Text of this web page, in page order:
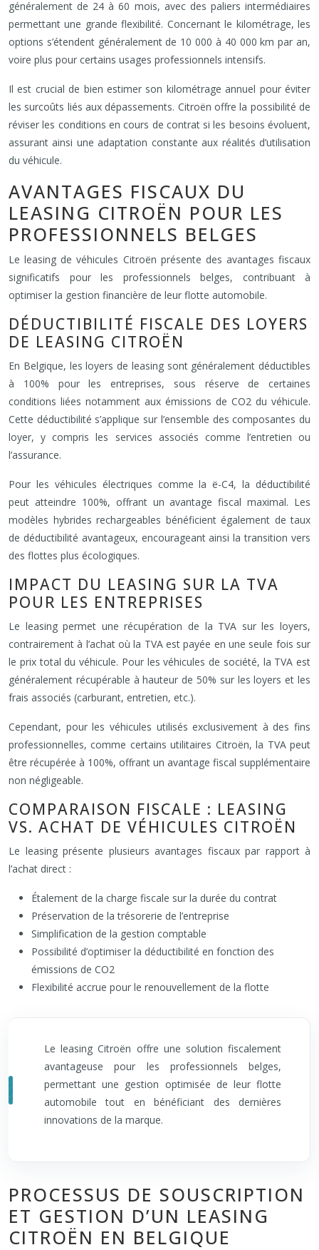
généralement de 24 à 60 mois, avec des paliers intermédiaires
permettant une grande flexibilité. Concernant le kilométrage, les
options s’étendent généralement de 10 000 à 40 000 km par an,
voire plus pour certains usages professionnels intensifs.
Il est crucial de bien estimer son kilométrage annuel pour éviter
les surcoûts liés aux dépassements. Citroën offre la possibilité de
réviser les conditions en cours de contrat si les besoins évoluent,
assurant ainsi une adaptation constante aux réalités d’utilisation
du véhicule.
AVANTAGES FISCAUX DU
LEASING CITROËN POUR LES
PROFESSIONNELS BELGES
Le leasing de véhicules Citroën présente des avantages fiscaux
significatifs pour les professionnels belges, contribuant à
optimiser la gestion financière de leur flotte automobile.
DÉDUCTIBILITÉ FISCALE DES LOYERS
DE LEASING CITROËN
En Belgique, les loyers de leasing sont généralement déductibles
à 100% pour les entreprises, sous réserve de certaines
conditions liées notamment aux émissions de CO2 du véhicule.
Cette déductibilité s’applique sur l’ensemble des composantes du
loyer, y compris les services associés comme l’entretien ou
l’assurance.
Pour les véhicules électriques comme la ë-C4, la déductibilité
peut atteindre 100%, offrant un avantage fiscal maximal. Les
modèles hybrides rechargeables bénéficient également de taux
de déductibilité avantageux, encourageant ainsi la transition vers
des flottes plus écologiques.
IMPACT DU LEASING SUR LA TVA
POUR LES ENTREPRISES
Le leasing permet une récupération de la TVA sur les loyers,
contrairement à l’achat où la TVA est payée en une seule fois sur
le prix total du véhicule. Pour les véhicules de société, la TVA est
généralement récupérable à hauteur de 50% sur les loyers et les
frais associés (carburant, entretien, etc.).
Cependant, pour les véhicules utilisés exclusivement à des fins
professionnelles, comme certains utilitaires Citroën, la TVA peut
être récupérée à 100%, offrant un avantage fiscal supplémentaire
non négligeable.
COMPARAISON FISCALE : LEASING
VS. ACHAT DE VÉHICULES CITROËN
Le leasing présente plusieurs avantages fiscaux par rapport à
l’achat direct :
Étalement de la charge fiscale sur la durée du contrat
Préservation de la trésorerie de l’entreprise
Simplification de la gestion comptable
Possibilité d’optimiser la déductibilité en fonction des
émissions de CO2
Flexibilité accrue pour le renouvellement de la flotte
Le leasing Citroën offre une solution fiscalement
avantageuse pour les professionnels belges,
permettant une gestion optimisée de leur flotte
automobile tout en bénéficiant des dernières
innovations de la marque.
PROCESSUS DE SOUSCRIPTION
ET GESTION D’UN LEASING
CITROËN EN BELGIQUE